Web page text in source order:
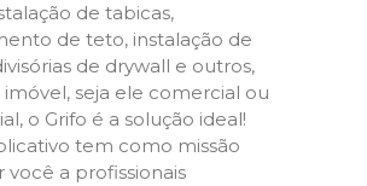
de tabicas,
de teto, instalação de
de drywall e outros,
imóvel, seja ele comercial ou
o Grifo é a solução ideal!
tem como missão
você a profissionais